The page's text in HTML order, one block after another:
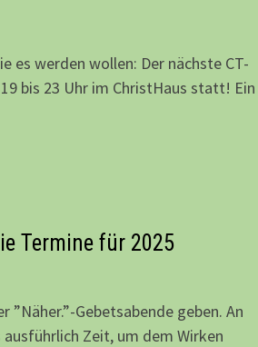
es werden wollen: Der nächste CT-
bis 23 Uhr im ChristHaus statt! Ein
Termine für 2025
”Näher.”-Gebetsabende geben. An
Zeit, um dem Wirken